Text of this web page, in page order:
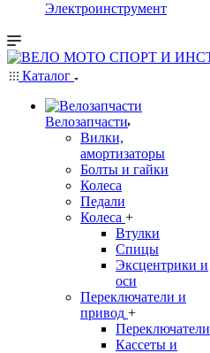
Электроинструмент
Каталог
Велозапчасти
Вилки,
амортизаторы
Болты и гайки
Колеса
Педали
Колеса +
Втулки
Спицы
Эксцентрики и
оси
Переключатели и
привод +
Переключатели
Кассеты и